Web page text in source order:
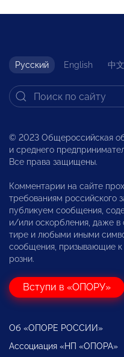
Русский English 中文
© 2023 Общероссийская
и среднего
Все права защищены.
Комментарии на сайте
требованиям российского
публикуем сообщения,
и/или оскорбления, даже в
тире и любыми иными
сообщения, призывающие
розни.
Вступи в «ОПОРУ»
Об «ОПОРЕ РОССИИ»
Ассоциация «НП «ОПОРА»